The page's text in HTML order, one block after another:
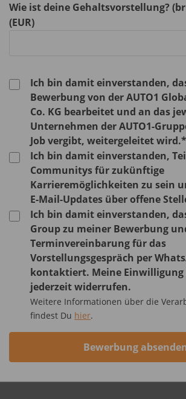
Wie ist deine Gehaltsvorstellung?
(EUR)
Ich bin damit einverstanden,
Bewerbung von der AUTO1
Co. KG bearbeitet und an das
Unternehmen der AUTO1-
Job vergibt, weitergeleitet wird.*
Ich bin damit einverstanden,
Communitys für zukünftige
Karrieremöglichkeiten zu sein
E-Mail-Updates über offene
Ich bin damit einverstanden,
Group zu meiner Bewerbung
Terminvereinbarung für das
Vorstellungsgespräch per
kontaktiert. Meine Einwilligung
jederzeit widerrufen.
Weitere Informationen über die
findest Du hier.
Bewerbung